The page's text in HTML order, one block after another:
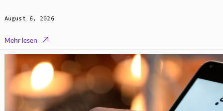
August 6, 2026
Mehr lesen 